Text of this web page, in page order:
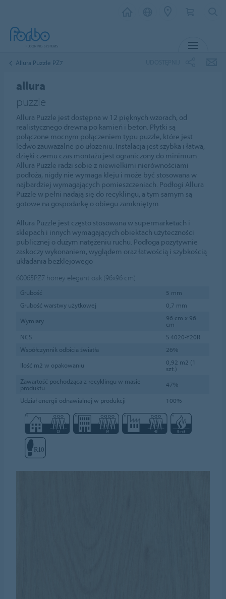
Allura Puzzle PZ7
allura
puzzle
Allura Puzzle jest dostępna w 12 pięknych wzorach, od
realistycznego drewna po kamień i beton. Płytki są
połączone mocnym połączeniem typu puzzle, które jest
ledwo zauważalne po ułożeniu. Instalacja jest szybka i łatwa,
dzięki czemu czas montażu jest ograniczony do minimum.
Allura Puzzle radzi sobie z niewielkimi nierównościami
podłoża, nigdy nie wymaga kleju i może być stosowana w
najbardziej wymagających pomieszczeniach. Podłogi Allura
Puzzle w pełni nadają się do recyklingu, a tym samym są
gotowe na gospodarkę o obiegu zamkniętym.
Allura Puzzle jest często stosowana w supermarketach i
sklepach i innych wymagających obiektach użyteczności
publicznej o dużym natężeniu ruchu. Podłoga pozytywnie
zaskoczy wykonaniem, wyglądem oraz łatwością i szybkością
układania bezklejowego
60065PZ7 honey elegant oak (96x96 cm)
Grubość
5 mm
Grubość warstwy użytkowej
0,7 mm
Wymiary
96 cm x 96
cm
NCS
S 4020-Y20R
Współczynnik odbicia światła
26%
Ilość m2 w opakowaniu
0,92 m2 (1
szt.)
Zawartość pochodząca z recyklingu w masie
produktu
47%
Udział energii odnawialnej w produkcji
100%